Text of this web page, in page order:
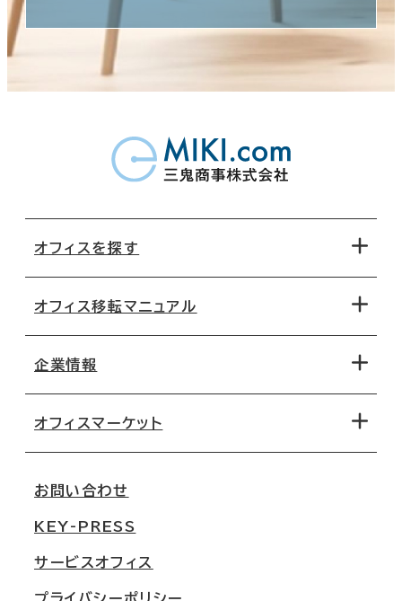
オフィスを探す
地図から探す
路線・駅から探す
オフィス移転マニュアル
移転コストシミュレーション
移転スケジュール
オフィス移転Q&A
企業情報
オフィスマーケット
大阪
名古屋
お問い合わせ
KEY-PRESS
サービスオフィス
プライバシーポリシー